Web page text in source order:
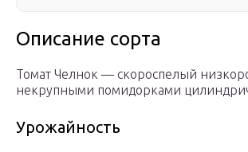
Описание сорта
Томат Челнок — скороспелый
некрупными помидорками
Урожайность